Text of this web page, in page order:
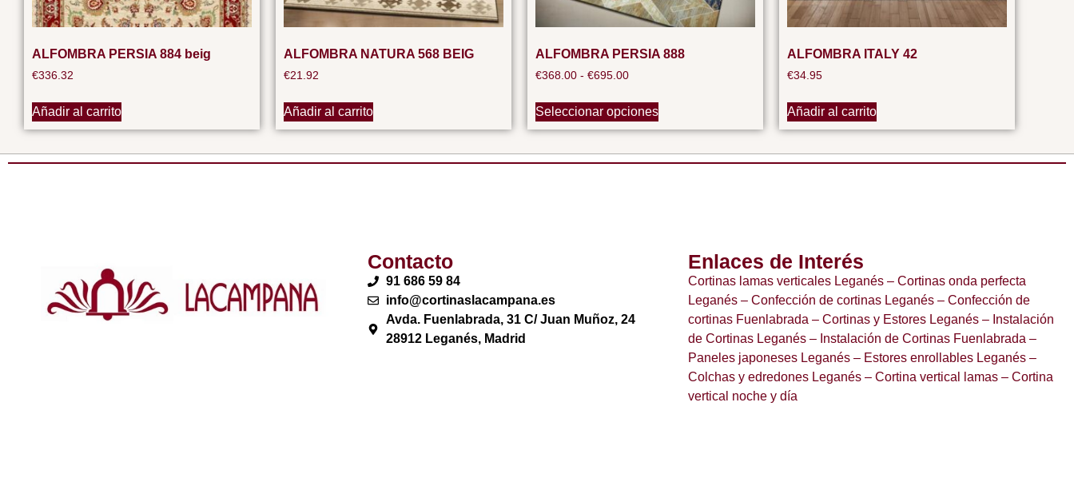
ALFOMBRA PERSIA 884 beig
€336.32
Añadir al carrito
ALFOMBRA NATURA 568 BEIG
€21.92
Añadir al carrito
ALFOMBRA PERSIA 888
€368.00 - €695.00
Seleccionar opciones
ALFOMBRA ITALY 42
€34.95
Añadir al carrito
Contacto
91 686 59 84
info@cortinaslacampana.es
Avda. Fuenlabrada, 31 C/ Juan Muñoz, 24
28912 Leganés, Madrid
Enlaces de Interés
Cortinas lamas verticales Leganés – Cortinas onda perfecta
Leganés – Confección de cortinas Leganés – Confección de
cortinas Fuenlabrada – Cortinas y Estores Leganés – Instalación
de Cortinas Leganés – Instalación de Cortinas Fuenlabrada –
Paneles japoneses Leganés – Estores enrollables Leganés –
Colchas y edredones Leganés – Cortina vertical lamas – Cortina
vertical noche y día